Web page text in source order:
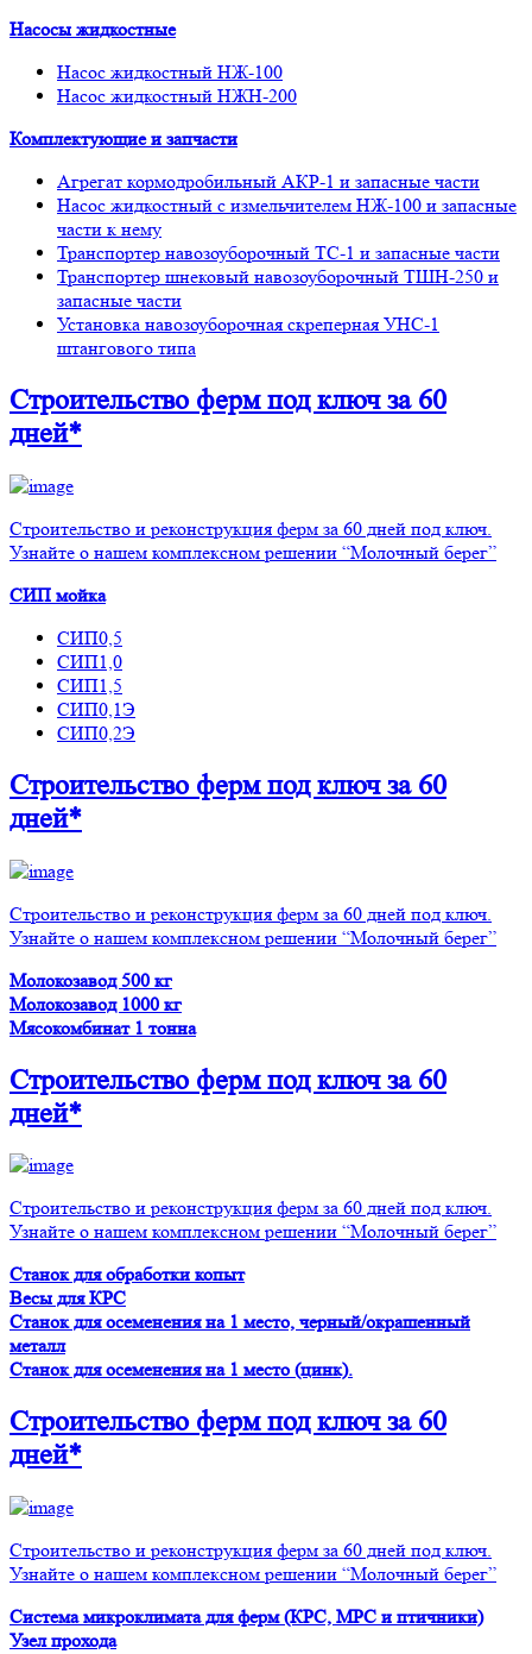
Насосы жидкостные
Насос жидкостный НЖ-100
Насос жидкостный НЖН-200
Комплектующие и запчасти
Агрегат кормодробильный АКР-1 и запасные части
Насос жидкостный с измельчителем НЖ-100 и запасные
части к нему
Транспортер навозоуборочный ТС-1 и запасные части
Транспортер шнековый навозоуборочный ТШН-250 и
запасные части
Установка навозоуборочная скреперная УНС-1
штангового типа
Строительство фермпод ключ за 60
дней*
Строительство и реконструкция ферм за 60 дней под ключ.
Узнайте о нашем комплексном решении “Молочный берег”
СИП мойка
СИП0,5
СИП1,0
СИП1,5
СИП0,1Э
СИП0,2Э
Строительство фермпод ключ за 60
дней*
Строительство и реконструкция ферм за 60 дней под ключ.
Узнайте о нашем комплексном решении “Молочный берег”
Молокозавод 500 кг
Молокозавод 1000 кг
Мясокомбинат 1 тонна
Строительство фермпод ключ за 60
дней*
Строительство и реконструкция ферм за 60 дней под ключ.
Узнайте о нашем комплексном решении “Молочный берег”
Станок для обработки копыт
Весы для КРС
Станок для осеменения на 1 место, черный/окрашенный
металл
Станок для осеменения на 1 место (цинк).
Строительство фермпод ключ за 60
дней*
Строительство и реконструкция ферм за 60 дней под ключ.
Узнайте о нашем комплексном решении “Молочный берег”
Система микроклимата для ферм (КРС, МРС и птичники)
Узел прохода